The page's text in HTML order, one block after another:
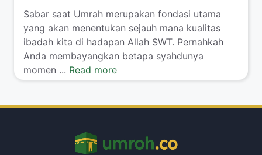
​Sabar saat Umrah merupakan fondasi utama
yang akan menentukan sejauh mana kualitas
ibadah kita di hadapan Allah SWT. Pernahkah
Anda membayangkan betapa syahdunya
momen ... Read more